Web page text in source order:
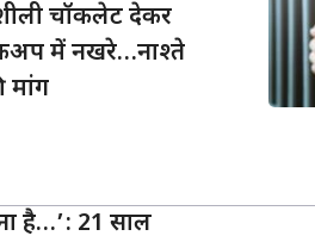
चॉकलेट देकर
में नखरे…नाश्ते
मांग
है…’: 21 साल